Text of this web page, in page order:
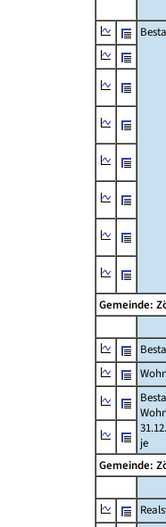
Gemeinde:
je
Gemeinde: